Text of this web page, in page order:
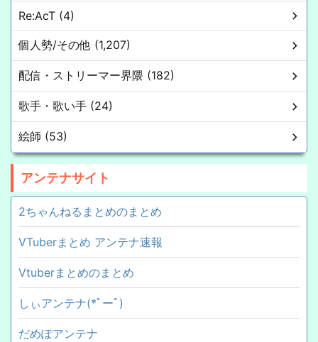
Re:AcT (4)
個人勢/その他 (1,207)
配信・ストリーマー界隈 (182)
歌手・歌い手 (24)
絵師 (53)
アンテナサイト
2ちゃんねるまとめのまとめ
VTuberまとめ アンテナ速報
Vtuberまとめのまとめ
しぃアンテナ(*ﾟーﾟ)
だめぽアンテナ